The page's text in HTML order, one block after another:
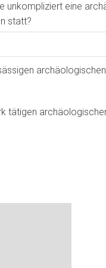
unkompliziert eine
statt?
tätigen